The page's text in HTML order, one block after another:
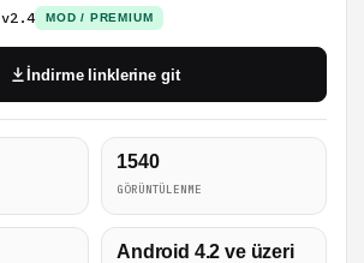
v2.4 MOD / PREMIUM
1540
GÖRÜNTÜLENME
Android 4.2 ve üzeri
İndirme linklerine git